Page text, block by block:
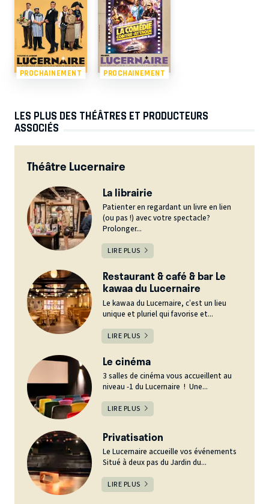
PROCHAINEMENT PROCHAINEMENT
LES PLUS DES THÉÂTRES ET PRODUCTEURS
ASSOCIÉS
Théâtre Lucernaire
La librairie
Patienter en regardant un livre en lien
(ou pas !) avec votre spectacle?
Prolonger...
LIRE PLUS
Restaurant & café & bar Le
kawaa du Lucernaire
Le kawaa du Lucernaire, c’est un lieu
unique et pluriel qui favorise et...
LIRE PLUS
Le cinéma
3 salles de cinéma vous accueillent au
niveau -1 du Lucernaire ! Une...
LIRE PLUS
Privatisation
Le Lucernaire accueille vos événements
Situé à deux pas du Jardin du...
LIRE PLUS